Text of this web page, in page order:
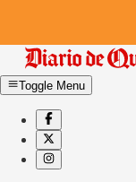
Toggle Menu